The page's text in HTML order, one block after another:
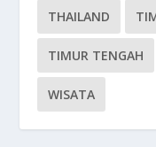
THAILAND
TIMUR TENGAH
WISATA